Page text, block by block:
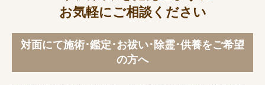
お気軽にご相談ください
対面にて施術･鑑定･お祓い･除霊･供養をご希望
の方へ